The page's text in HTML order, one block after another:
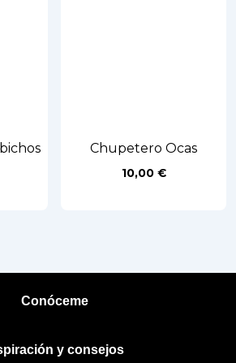
Chupetero Ocas
10,00 €
Conóceme
y consejos